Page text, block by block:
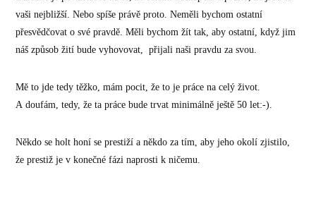
vaši nejbližší. Nebo spíše právě proto. Neměli bychom ostatní
přesvědčovat o své pravdě. Měli bychom žít tak, aby ostatní, když jim
náš způsob žití bude vyhovovat, přijali naši pravdu za svou.
Mě to jde tedy těžko, mám pocit, že to je práce na celý život.
A doufám, tedy, že ta práce bude trvat minimálně ještě 50 let:-).
Někdo se holt honí se prestiží a někdo za tím, aby jeho okolí zjistilo,
že prestiž je v konečné fázi naprosti k ničemu.